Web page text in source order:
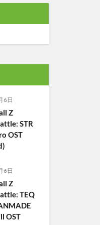
6日
Z
STR
OST
6日
Z
TEQ
OST